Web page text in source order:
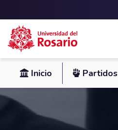
Skip to main content
Inicio Partidos